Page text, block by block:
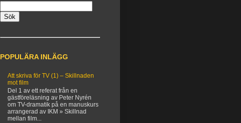
POPULÄRA INLÄGG
Att skriva för TV (1) – Skillnaden
mot film
Del 1 av ett referat från en
gästföreläsning av Peter Nyrén
om TV-dramatik på en manuskurs
arrangerad av IKM » Skillnad
mellan film...